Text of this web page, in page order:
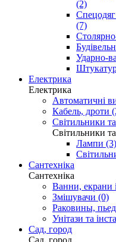
(2)
Спецодяг
(7)
Ударно-
Електрика
Електрика
Автоматичні
Кабель, дроти
Світильники
Світильники
Лампи (3)
Сантехніка
Сантехніка
Ванни, екрани
Змішувачи (0)
Раковины,
Унітази та
Сад, город
Сад, город